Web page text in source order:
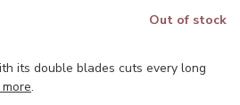
Out of stock
its double blades cuts every long
.